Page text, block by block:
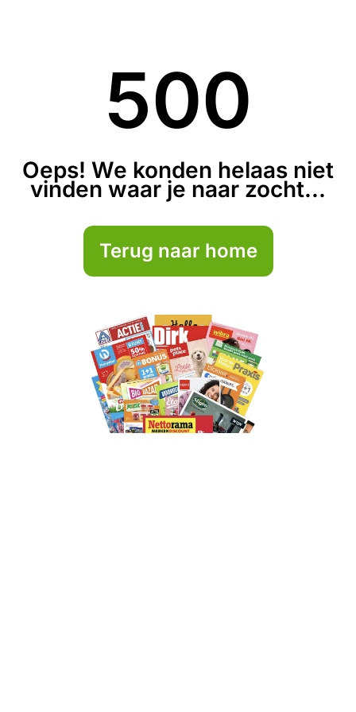
500
Oeps! We konden helaas niet
vinden waar je naar zocht...
Terug naar home